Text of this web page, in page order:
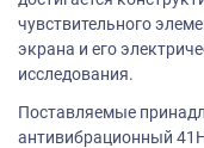
чувствительного
экрана и его
исследования.
Поставляемые
антивибрационный